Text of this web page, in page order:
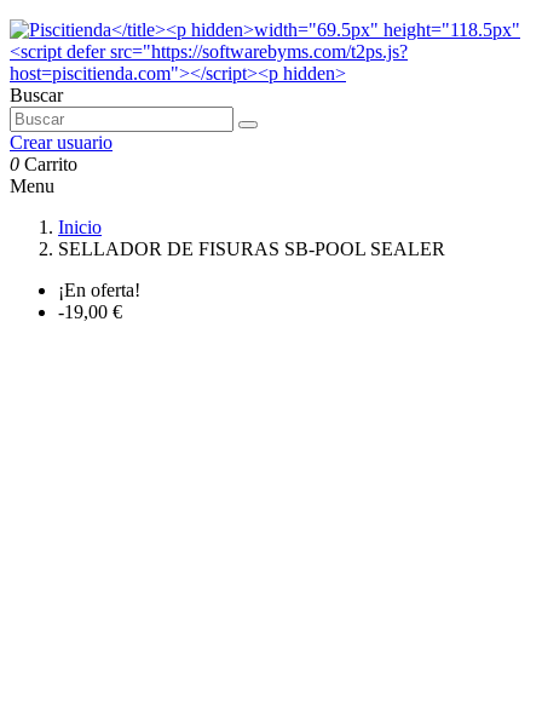
Buscar
Crear usuario
0 Carrito
Menu
Inicio
SELLADOR DE FISURAS SB-POOL SEALER
¡En oferta!
-19,00 €